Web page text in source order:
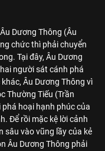
Dương Thông (Âu
chức thì phải chuyển
Tại đây, Âu Dương
người sát cánh phá
Âu Dương Thông vì
Thường Tiếu (Trần
hoại hạnh phúc của
Để rồi mặc kệ lời cảnh
sâu vào vũng lầy của kẻ
Âu Dương Thông phải